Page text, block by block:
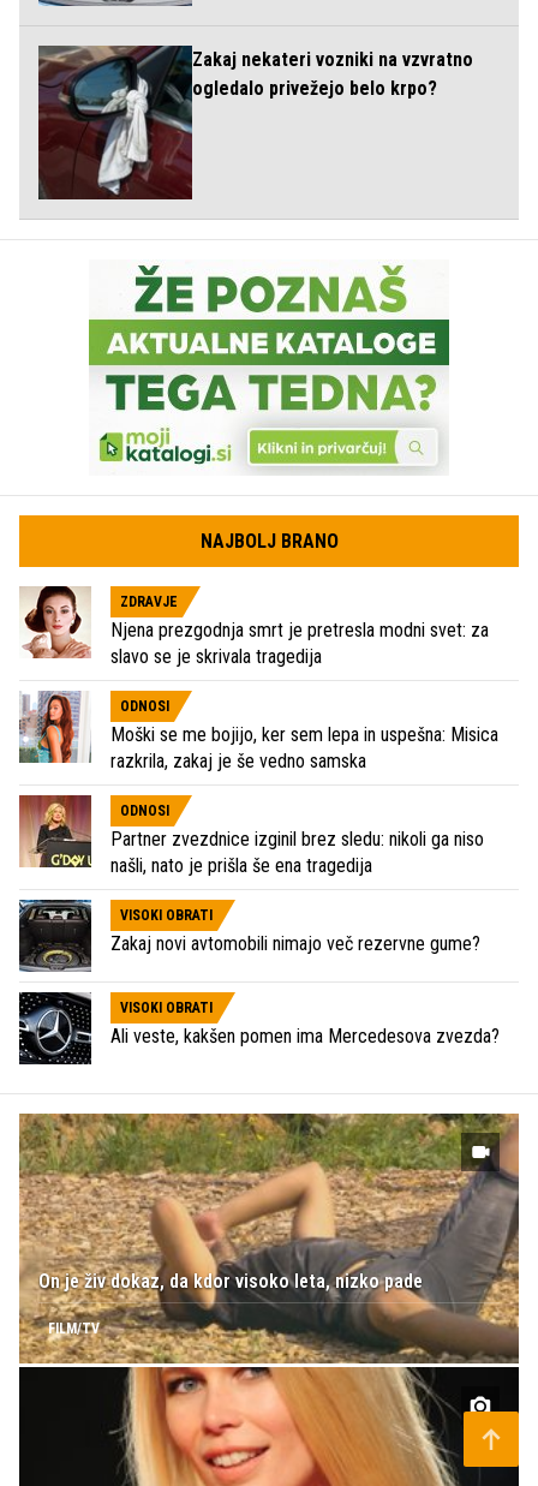
Zakaj nekateri vozniki na vzvratno
ogledalo privežejo belo krpo?
NAJBOLJ BRANO
ZDRAVJE
Njena prezgodnja smrt je pretresla modni svet: za
slavo se je skrivala tragedija
ODNOSI
Moški se me bojijo, ker sem lepa in uspešna: Misica
razkrila, zakaj je še vedno samska
ODNOSI
Partner zvezdnice izginil brez sledu: nikoli ga niso
našli, nato je prišla še ena tragedija
VISOKI OBRATI
Zakaj novi avtomobili nimajo več rezervne gume?
VISOKI OBRATI
Ali veste, kakšen pomen ima Mercedesova zvezda?
On je živ dokaz, da kdor visoko leta, nizko pade
FILM/TV